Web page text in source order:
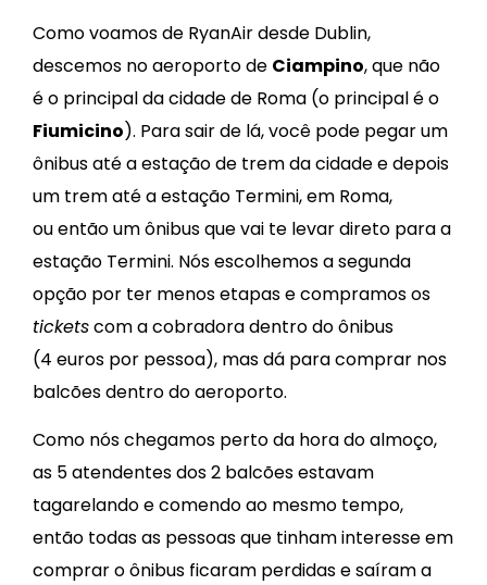
Como voamos de RyanAir desde Dublin,
descemos no aeroporto de Ciampino, que não
é o principal da cidade de Roma (o principal é o
Fiumicino). Para sair de lá, você pode pegar um
ônibus até a estação de trem da cidade e depois
um trem até a estação Termini, em Roma,
ou então um ônibus que vai te levar direto para a
estação Termini. Nós escolhemos a segunda
opção por ter menos etapas e compramos os
ticketscom a cobradora dentro do ônibus
(4 euros por pessoa), mas dá para comprar nos
balcões dentro do aeroporto.
Como nós chegamos perto da hora do almoço,
as 5 atendentes dos 2 balcões estavam
tagarelando e comendo ao mesmo tempo,
então todas as pessoas que tinham interesse em
comprar o ônibus ficaram perdidas e saíram a